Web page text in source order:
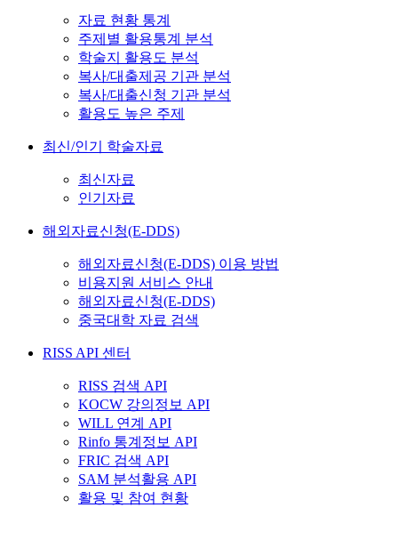
자료 현황 통계
주제별 활용통계 분석
학술지 활용도 분석
복사/대출제공 기관 분석
복사/대출신청 기관 분석
활용도 높은 주제
최신/인기 학술자료
최신자료
인기자료
해외자료신청(E-DDS)
해외자료신청(E-DDS) 이용 방법
비용지원 서비스 안내
해외자료신청(E-DDS)
중국대학 자료 검색
RISS API 센터
RISS 검색 API
KOCW 강의정보 API
WILL 연계 API
Rinfo 통계정보 API
FRIC 검색 API
SAM 분석활용 API
활용 및 참여 현황